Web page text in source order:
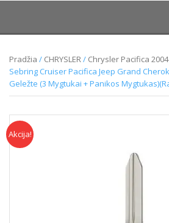
Pradžia / CHRYSLER/ Chrysler Pacifica
Sebring Cruiser Pacifica Jeep Grand
Geležte (3 Mygtukai + Panikos
Akcija!